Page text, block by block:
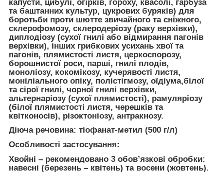
капусти, цибулі, огірків, гороху, квасолі, гарбуза
та баштанних культур, цукрових буряків) для
боротьби проти шютте звичайного та сніжного,
склерофомозу, склеродеріозу (раку верхівки),
диплодіозу (сухої гнилі або відмирання пагонів
верхівки), інших грибкових усихань хвої та
пагонів, плямистості листя, церкоспорозу,
борошнистої роси, парші, гнилі плодів,
моноліозу, кокомікозу, кучерявості листя,
моніліального опіку, полістігмозу, оїдіума,білої
та сірої гнилі, чорної гнилі верхівки,
альтернаріозу (сухої плямистості), рамуляріозу
(білої плямистості листя, черешків та
квітконосів), різоктоніозу, антракнозу.
Діюча речовина: тіофанат-метил (500 г/л)
Особливості застосування:
Хвойні – рекомендовано 3 обов’язкові обробки:
навесні (березень – квітень) та восени (жовтень).